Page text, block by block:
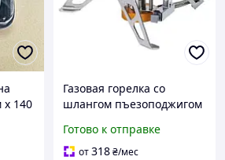
х 140
Газовая горелка со
шлангом пъезоподжигом
TRG-046 140x95мм
Готово к отправке
от318₴/мес